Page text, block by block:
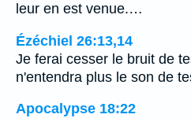
leur en est venue.…
Ézéchiel 26:13,14
Je ferai cesser le bruit de
n'entendra plus le son de
Apocalypse 18:22